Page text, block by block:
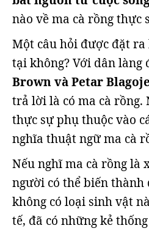
nào về ma cà rồng thực
Một câu hỏi được đặt ra
tại không? Với dân làng
Brown và Petar
trả lời là có ma cà
thực sự phụ thuộc vào
nghĩa thuật ngữ ma cà
Nếu nghĩ ma cà rồng là
người có thể biến
không có loại sinh vật
tế, đã có những kẻ